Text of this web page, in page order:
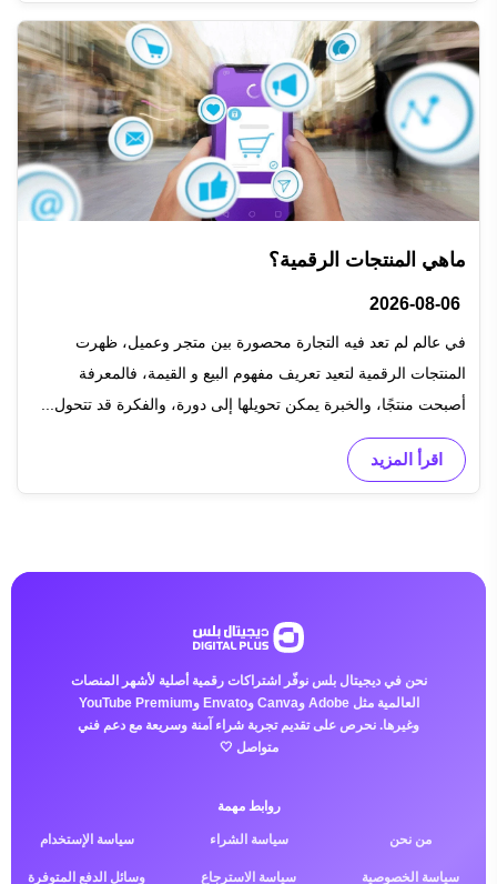
ماهي المنتجات الرقمية؟
2026-08-06
في عالم لم تعد فيه التجارة محصورة بين متجر وعميل، ظهرت
المنتجات الرقمية لتعيد تعريف مفهوم البيع و القيمة، فالمعرفة
أصبحت منتجًا، والخبرة يمكن تحويلها إلى دورة، والفكرة قد تتحول...
اقرأ المزيد
نحن في ديجيتال بلس نوفّر اشتراكات رقمية أصلية لأشهر المنصات
العالمية مثل Adobe وCanva وEnvato وYouTube Premium
وغيرها. نحرص على تقديم تجربة شراء آمنة وسريعة مع دعم فني
متواصل 🤍
روابط مهمة
من نحن سياسة الشراء سياسة الإستخدام
سياسة الخصوصية
سياسة الاسترجاع
وسائل الدفع المتوفرة